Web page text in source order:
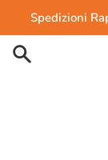
direttamente
contenuti
Spedizioni